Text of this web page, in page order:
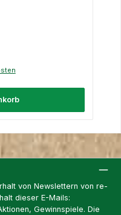
von Newslettern von re-
dieser E-Mails:
Gewinnspiele. Die